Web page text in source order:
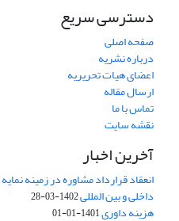
دسترسی سریع
صفحه اصلی
درباره نشریه
اعضای هیات تحریریه
ارسال مقاله
تماس با ما
نقشه سایت
آخرین اخبار
انعقاد قرارداد مشاوره در زمینه
داخلی و بین المللی1402-03-28
هزینه داوری1401-01-01